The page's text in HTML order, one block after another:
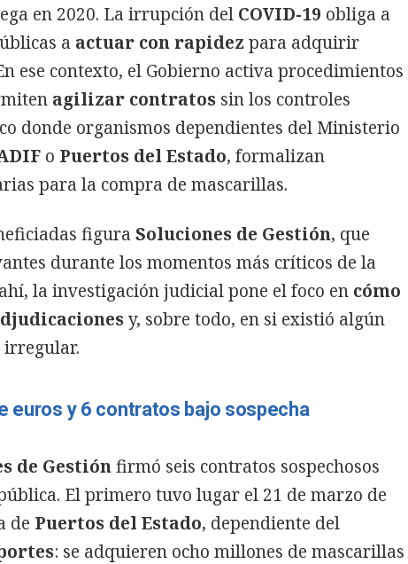
en 2020. La irrupción del COVID-19 obliga a
a actuar con rapidez para adquirir
ese contexto, el Gobierno activa procedimientos
agilizar contratos sin los controles
donde organismos dependientes del Ministerio
o Puertos del Estado, formalizan
para la compra de mascarillas.
figura Soluciones de Gestión, que
durante los momentos más críticos de la
la investigación judicial pone el foco en cómo
y, sobre todo, en si existió algún
euros y 6 contratos bajo sospecha
de Gestiónfirmó seis contratos sospechosos
El primero tuvo lugar el 21 de marzo de
de Puertos del Estado, dependiente del
: se adquieren ocho millones de mascarillas